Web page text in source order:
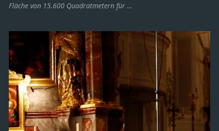
Fläche von 15.600 Quadratmetern für …